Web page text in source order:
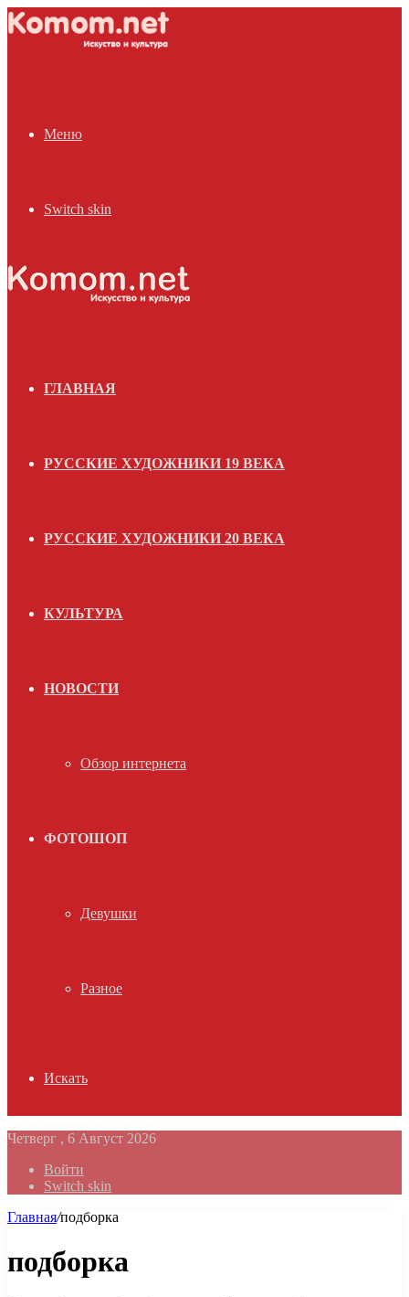
Меню
Switch skin
ГЛАВНАЯ
РУССКИЕ ХУДОЖНИКИ 19 ВЕКА
РУССКИЕ ХУДОЖНИКИ 20 ВЕКА
КУЛЬТУРА
НОВОСТИ
Обзор интернета
ФОТОШОП
Девушки
Разное
Искать
Четверг , 6 Август 2026
Войти
Switch skin
Главная/подборка
подборка